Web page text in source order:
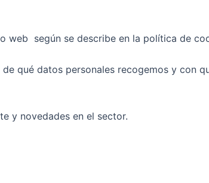
web según se describe en la política de
qué datos personales recogemos y con
y novedades en el sector.